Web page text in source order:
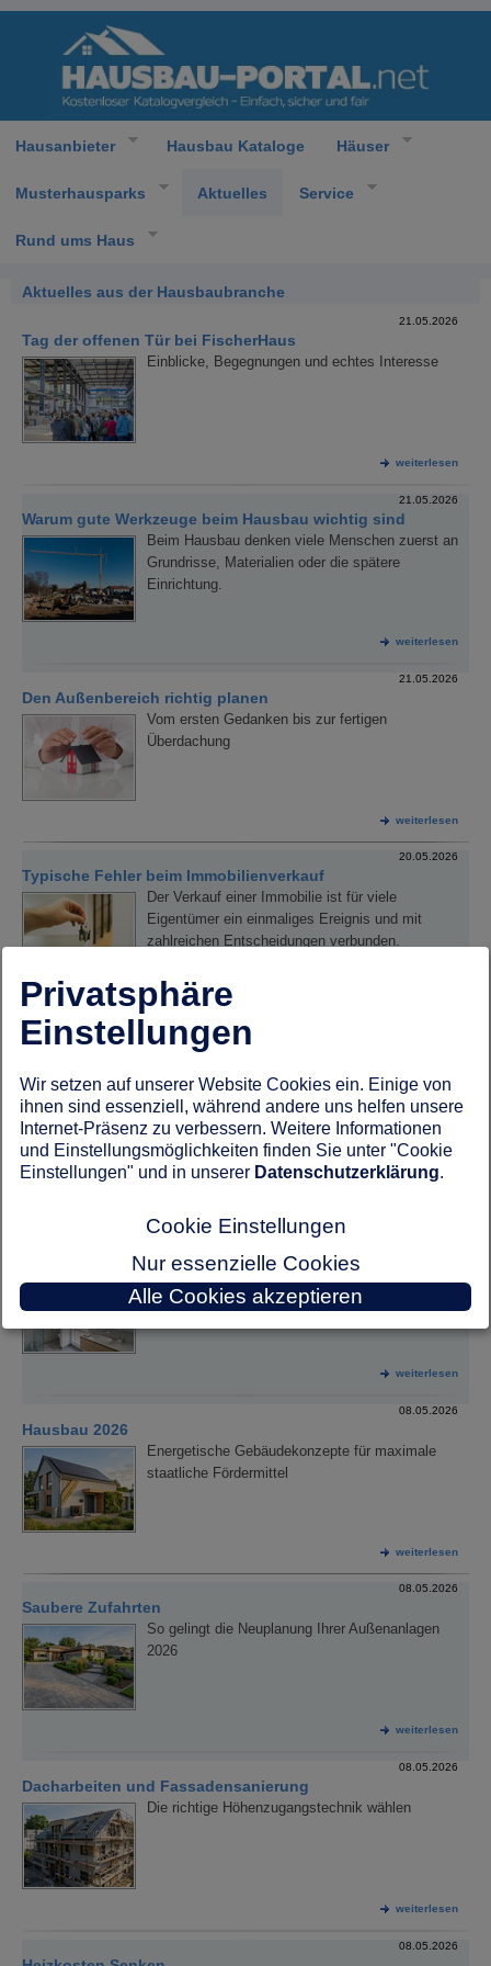
Hausanbieter Hausbau Kataloge Häuser
Musterhausparks Aktuelles Service
Rund ums Haus
Aktuelles aus der Hausbaubranche
21.05.2026
Tag der offenen Tür bei FischerHaus
Einblicke, Begegnungen und echtes Interesse
weiterlesen
21.05.2026
Warum gute Werkzeuge beim Hausbau wichtig sind
Beim Hausbau denken viele Menschen zuerst an
Grundrisse, Materialien oder die spätere
Einrichtung.
weiterlesen
21.05.2026
Den Außenbereich richtig planen
Vom ersten Gedanken bis zur fertigen
Überdachung
weiterlesen
20.05.2026
Typische Fehler beim Immobilienverkauf
Der Verkauf einer Immobilie ist für viele
Eigentümer ein einmaliges Ereignis und mit
zahlreichen Entscheidungen verbunden.
Einbruchschutz beim Neubau: Welches Alarmsystem passt
Wer ein Haus baut, trifft unzählige
Entscheidungen – von der Dämmung bis zur
Heizungsanlage.
Checkliste für die optimale Badentlüftung im
Neubau
weiterlesen
08.05.2026
Hausbau 2026
Energetische Gebäudekonzepte für maximale
staatliche Fördermittel
weiterlesen
08.05.2026
Saubere Zufahrten
So gelingt die Neuplanung Ihrer Außenanlagen
2026
weiterlesen
08.05.2026
Dacharbeiten und Fassadensanierung
Die richtige Höhenzugangstechnik wählen
weiterlesen
08.05.2026
Privatsphäre
Einstellungen
Wir setzen auf unserer Website Cookies ein. Einige von
ihnen sind essenziell, während andere uns helfen unsere
Internet-Präsenz zu verbessern. Weitere Informationen
und Einstellungsmöglichkeiten finden Sie unter "Cookie
Einstellungen" und in unserer Datenschutzerklärung.
Cookie Einstellungen
Nur essenzielle Cookies
Alle Cookies akzeptieren